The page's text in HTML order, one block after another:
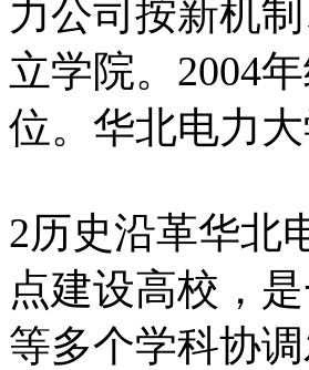
力公司按新机
立学院。2004
位。华北电力
2历史沿革华北
点建设高校，
等多个学科协